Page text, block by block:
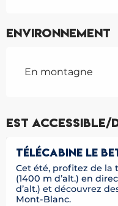
Environnement
En montagne
Est accessible/
TÉLÉCABINE LE
Cet été, profitez de
(1400 m d’alt.) en
d’alt.) et découvrez
Mont-Blanc.